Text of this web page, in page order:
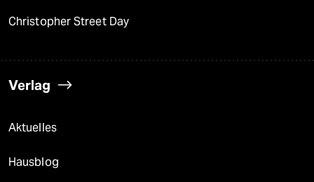
Christopher Street Day
Verlag
Aktuelles
Hausblog